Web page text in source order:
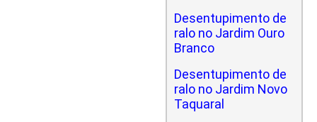
Desentupimento de
ralo no Jardim Ouro
Branco
Desentupimento de
ralo no Jardim Novo
Taquaral